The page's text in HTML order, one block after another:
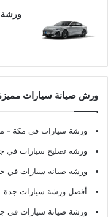
ورشة
ورش صيانة سيارات
ورشة سيارات في مكة -
ورشة تصليح سيارات في
ورشة صيانة سيارات في
أفضل ورشة سيارات جدة
ورشة صيانة سيارات في